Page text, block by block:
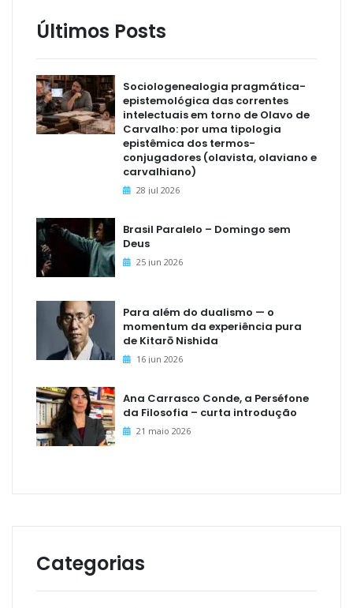
Últimos Posts
Sociologenealogia pragmática-
epistemológica das correntes
intelectuais em torno de Olavo de
Carvalho: por uma tipologia
epistêmica dos termos-
conjugadores (olavista, olaviano e
carvalhiano)
28 jul 2026
Brasil Paralelo – Domingo sem
Deus
25 jun 2026
Para além do dualismo — o
momentum da experiência pura
de Kitarō Nishida
16 jun 2026
Ana Carrasco Conde, a Perséfone
da Filosofia – curta introdução
21 maio 2026
Categorias